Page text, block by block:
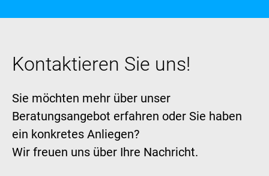
Kontaktieren Sie uns!
Sie möchten mehr über unser
Beratungsangebot erfahren oder Sie haben
ein konkretes Anliegen?
Wir freuen uns über Ihre Nachricht.